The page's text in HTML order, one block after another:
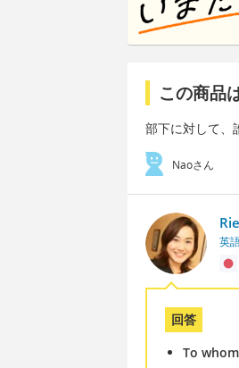
この商品
部下に対して、
Naoさん
英
回答
To